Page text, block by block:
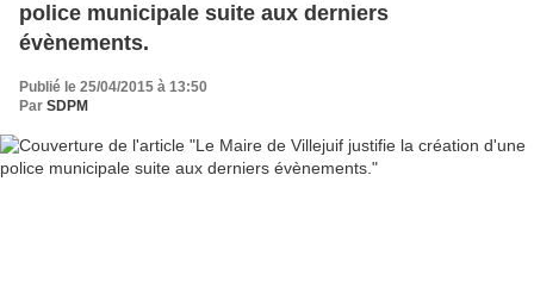
police municipale suite aux derniers
évènements.
Publié le 25/04/2015 à 13:50
Par SDPM